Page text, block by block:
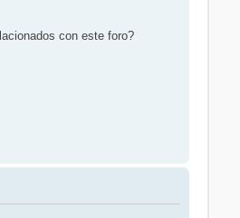
con este foro?